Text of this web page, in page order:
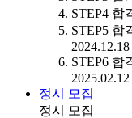
STEP4 합
STEP5 합
2024.12.18
STEP6 합
2025.02.12
정시 모집
정시 모집